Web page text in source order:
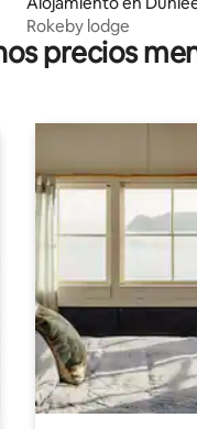
Rokeby lodge
precios